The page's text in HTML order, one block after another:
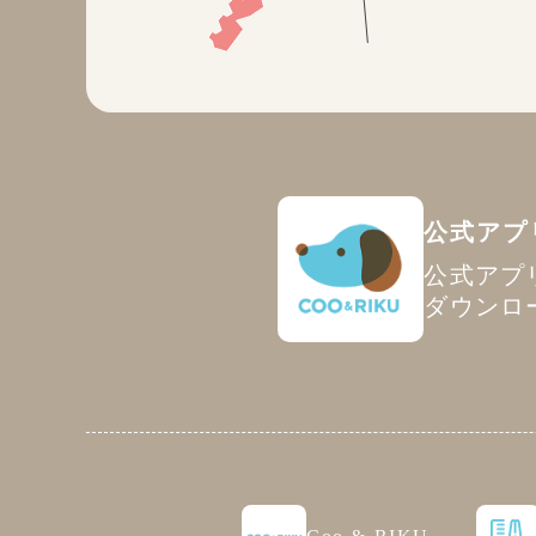
公式アプ
公式アプ
ダウンロ